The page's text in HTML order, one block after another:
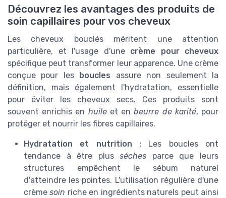
Découvrez les avantages des produits de
soin capillaires pour vos cheveux
Les cheveux bouclés méritent une attention
particulière, et l'usage d'une crème pour cheveux
spécifique peut transformer leur apparence. Une crème
conçue pour les boucles assure non seulement la
définition, mais également l'hydratation, essentielle
pour éviter les cheveux secs. Ces produits sont
souvent enrichis en huileet enbeurre de karité, pour
protéger et nourrir les fibres capillaires.
Hydratation et nutrition : Les boucles ont
tendance à être plusséches parce que leurs
structures empêchent le sébum naturel
d'atteindre les pointes. L'utilisation régulière d'une
crèmesoin riche en ingrédients naturels peut ainsi